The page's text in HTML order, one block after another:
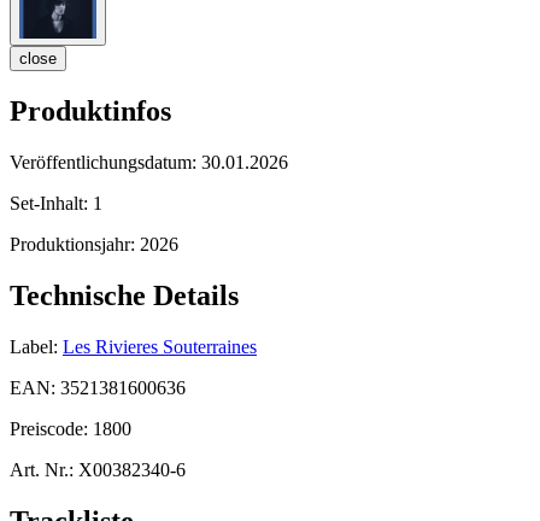
close
Produktinfos
Veröffentlichungsdatum: 30.01.2026
Set-Inhalt: 1
Produktionsjahr: 2026
Technische Details
Label: Les Rivieres Souterraines
EAN: 3521381600636
Preiscode: 1800
Art. Nr.: X00382340-6